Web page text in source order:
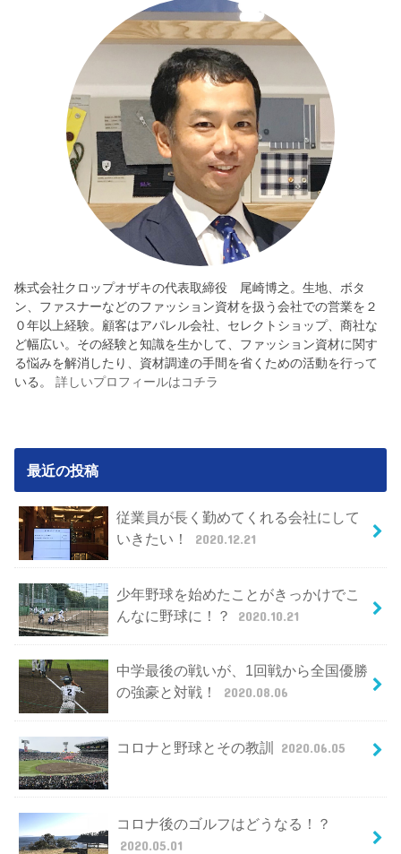
株式会社クロップオザキの代表取締役 尾崎博之。生地、ボタ
ン、ファスナーなどのファッション資材を扱う会社での営業を２
０年以上経験。顧客はアパレル会社、セレクトショップ、商社な
ど幅広い。その経験と知識を生かして、ファッション資材に関す
る悩みを解消したり、資材調達の手間を省くための活動を行って
いる。詳しいプロフィールはコチラ
最近の投稿
従業員が長く勤めてくれる会社にして
いきたい！
2020.12.21
少年野球を始めたことがきっかけでこ
んなに野球に！？
2020.10.21
中学最後の戦いが、1回戦から全国優勝
の強豪と対戦！
2020.08.06
コロナと野球とその教訓 2020.06.05
コロナ後のゴルフはどうなる！？
2020.05.01